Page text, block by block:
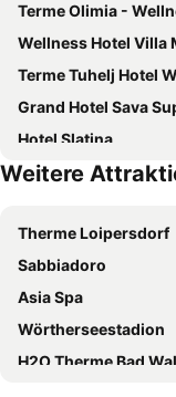
Terme Olimia - Wellness
Wellness Hotel Villa
Terme Tuhelj Hotel
Grand Hotel Sava
Hotel Slatina
Hotel Aleksander
Čuček Guesthouse
Stara Vodenica
Hiša Koražija
Masnec Tourist Farm
Weitere
Therme Loipersdorf
Sabbiadoro
Asia Spa
Wörtherseestadion
H2O Therme Bad